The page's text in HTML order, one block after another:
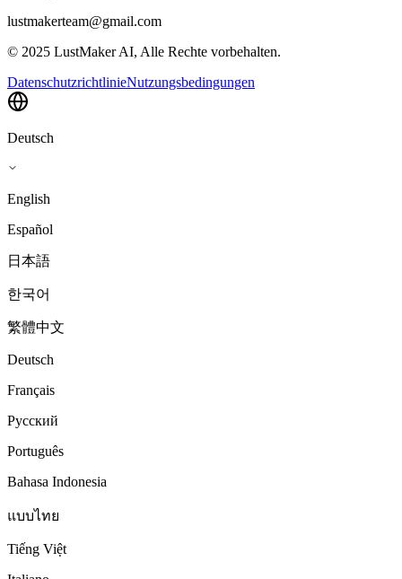
lustmakerteam@gmail.com
© 2025 LustMaker AI, Alle Rechte vorbehalten.
DatenschutzrichtlinieNutzungsbedingungen
Deutsch
English
Español
日本語
한국어
繁體中文
Deutsch
Français
Русский
Português
Bahasa Indonesia
แบบไทย
Tiếng Việt